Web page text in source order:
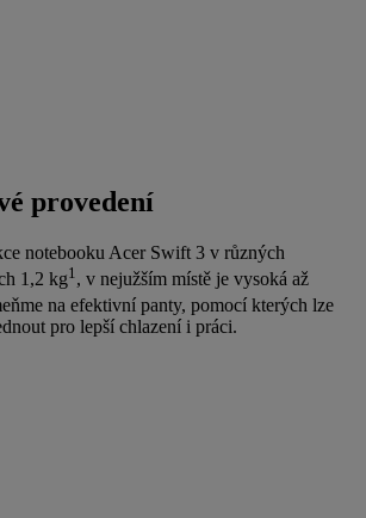
provedení
notebooku Acer Swift 3 v různých
1,2 kg1 , v nejužším místě je vysoká až
na efektivní panty, pomocí kterých lze
pro lepší chlazení i práci.